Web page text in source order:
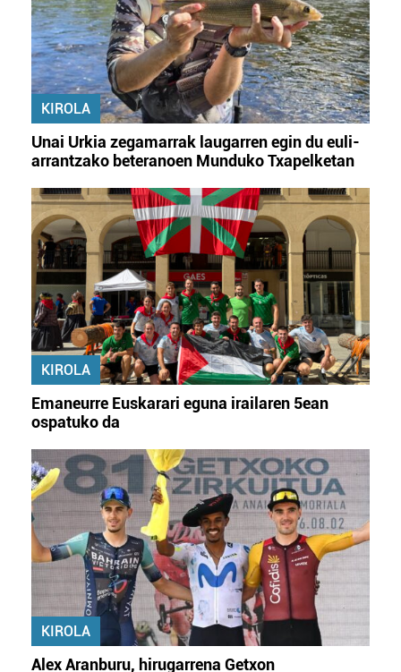
KIROLA
Unai Urkia zegamarrak laugarren egin du euli-
arrantzako beteranoen Munduko Txapelketan
KIROLA
Emaneurre Euskarari eguna irailaren 5ean
ospatuko da
KIROLA
Alex Aranburu, hirugarrena Getxon